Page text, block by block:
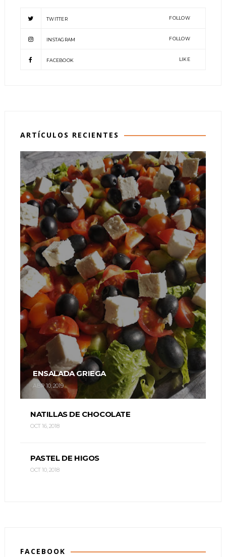
TWITTER FOLLOW
INSTAGRAM FOLLOW
FACEBOOK LIKE
ARTÍCULOS RECIENTES
ENSALADA GRIEGA
ABR 10, 2019
NATILLAS DE CHOCOLATE
OCT 16, 2018
PASTEL DE HIGOS
OCT 10, 2018
FACEBOOK